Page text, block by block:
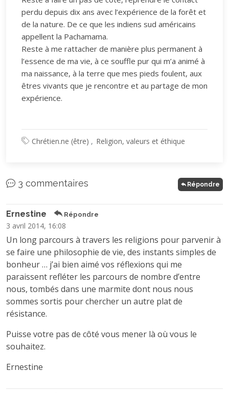
perdu depuis dix ans avec l’expérience de la forêt et
de la nature. De ce que les indiens sud américains
appellent la Pachamama.
Reste à me rattacher de manière plus permanent à
l’essence de ma vie, à ce souffle pur qui m’a animé à
ma naissance, à la terre que mes pieds foulent, aux
êtres vivants que je rencontre et au partage de mon
expérience.
Chrétien.ne (être) Religion, valeurs et éthique
3 commentaires Répondre
Ernestine Répondre
3 avril 2014, 16:08
Un long parcours à travers les religions pour parvenir à
se faire une philosophie de vie, des instants simples de
bonheur … j’ai bien aimé vos réflexions qui me
paraissent refléter les parcours de nombre d’entre
nous, tombés dans une marmite dont nous nous
sommes sortis pour chercher un autre plat de
résistance.
Puisse votre pas de côté vous mener là où vous le
souhaitez.
Ernestine